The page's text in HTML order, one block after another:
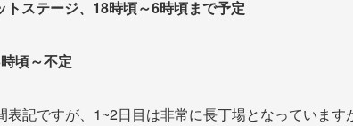
トステージ、18時頃～6時頃まで予定
頃～不定
表記ですが、1~2日目は非常に長丁場となっています